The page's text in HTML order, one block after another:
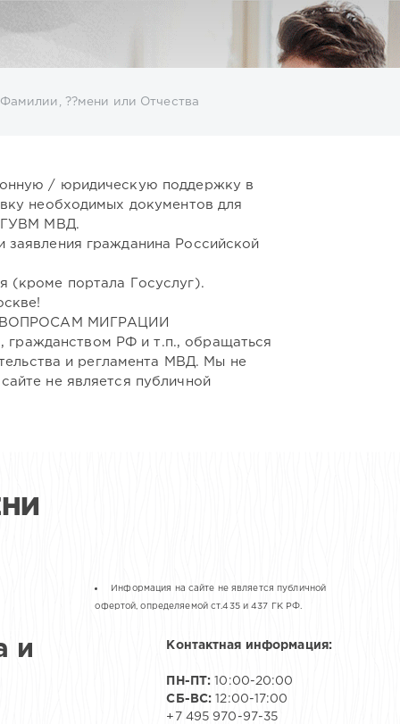
??мени или Отчества
/ юридическую поддержку в
необходимых документов для
ГУВМ МВД.
гражданина Российской
(кроме портала Госуслуг).
ВОПРОСАМ МИГРАЦИИ
РФ и т.п., обращаться
и регламента МВД. Мы не
не является публичной
Информация на сайте не является публичной
офертой, определяемой cт.435 и 437 ГК РФ.
Контактная информация:
ПН-ПТ: 10:00-20:00
СБ-ВС: 12:00-17:00
+7 495 970-97-35
и